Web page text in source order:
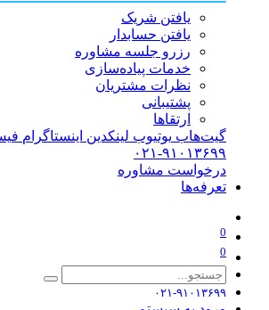
یافتن شریک
یافتن حسابدار
رزرو جلسه مشاوره
خدمات پیاده‌سازی
نظرات مشتریان
پشتیبانی
ارتقاها
گیت‌هاب یوتیوب لینکدین اینستاگرام
۰۲۱-۹۱۰۱۳۶۹۹
درخواست مشاوره
تعرفه‌ها
0
0
۰۲۱-۹۱۰۱۳۶۹۹